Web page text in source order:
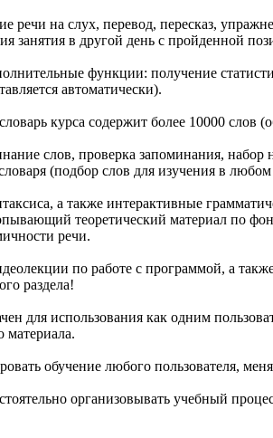
речи на слух, перевод, пересказ,
занятия в другой день с пройденной
функции: получение
автоматически).
курса содержит более 10000 слов
слов, проверка запоминания, набор
(подбор слов для изучения в
а также интерактивные
теоретический материал по
речи.
по работе с программой, а
раздела!
для использования как одним
материала.
обучение любого пользователя,
организовывать учебный